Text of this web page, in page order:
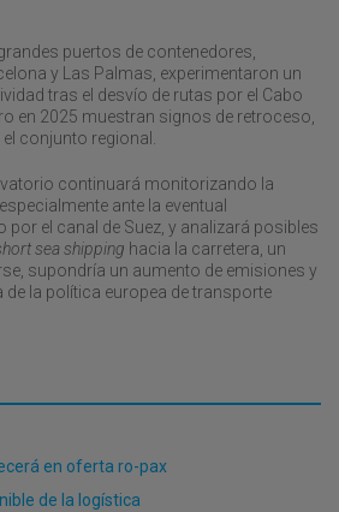
puertos de contenedores,
y Las Palmas, experimentaron un
tras el desvío de rutas por el Cabo
en 2025 muestran signos de retroceso,
conjunto regional.
continuará monitorizando la
ante la eventual
el canal de Suez, y analizará posibles
sea shipping hacia la carretera, un
supondría un aumento de emisiones y
de la política europea de transporte
en oferta ro-pax
de la logística